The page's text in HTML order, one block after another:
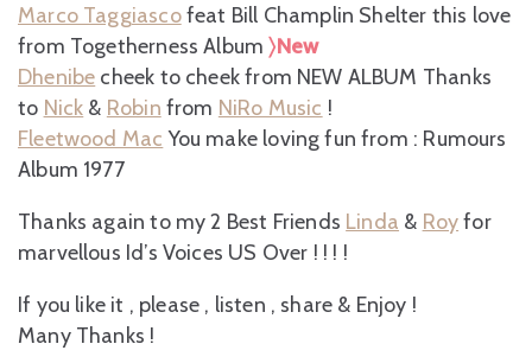
Marco Taggiascofeat Bill Champlin Shelter this love
from Togetherness Album〉New
Dhenibe cheek to cheek from NEW ALBUM Thanks
to Nick & Robin from NiRo Music !
Fleetwood Mac You make loving fun from : Rumours
Album 1977
Thanks again to my 2 Best Friends Linda & Royfor
marvellous Id’s Voices US Over ! ! ! !
If you like it , please , listen , share & Enjoy !
Many Thanks !